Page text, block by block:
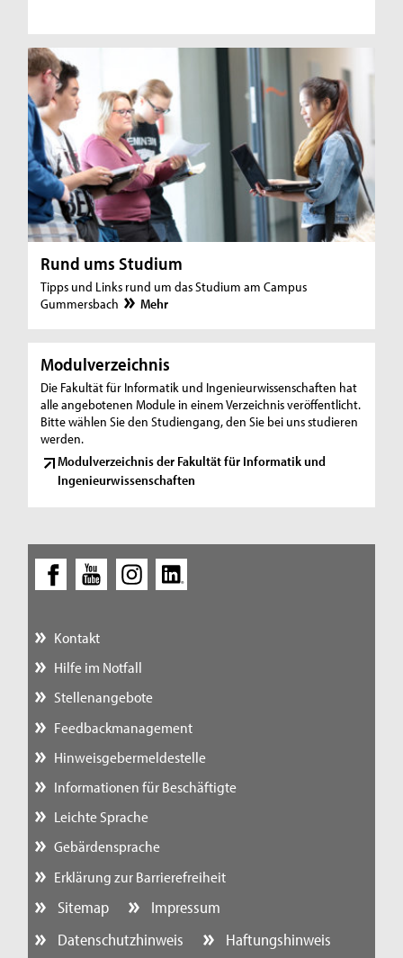
Rund ums Studium
Tipps und Links rund um das Studium am Campus
Gummersbach
Mehr
Modulverzeichnis
Die Fakultät für Informatik und Ingenieurwissenschaften hat
alle angebotenen Module in einem Verzeichnis veröffentlicht.
Bitte wählen Sie den Studiengang, den Sie bei uns studieren
werden.
Modulverzeichnis der Fakultät für Informatik und
Ingenieurwissenschaften
Kontakt
Hilfe im Notfall
Stellenangebote
Feedbackmanagement
Hinweisgebermeldestelle
Informationen für Beschäftigte
Leichte Sprache
Gebärdensprache
Erklärung zur Barrierefreiheit
Sitemap
Impressum
Datenschutzhinweis
Haftungshinweis